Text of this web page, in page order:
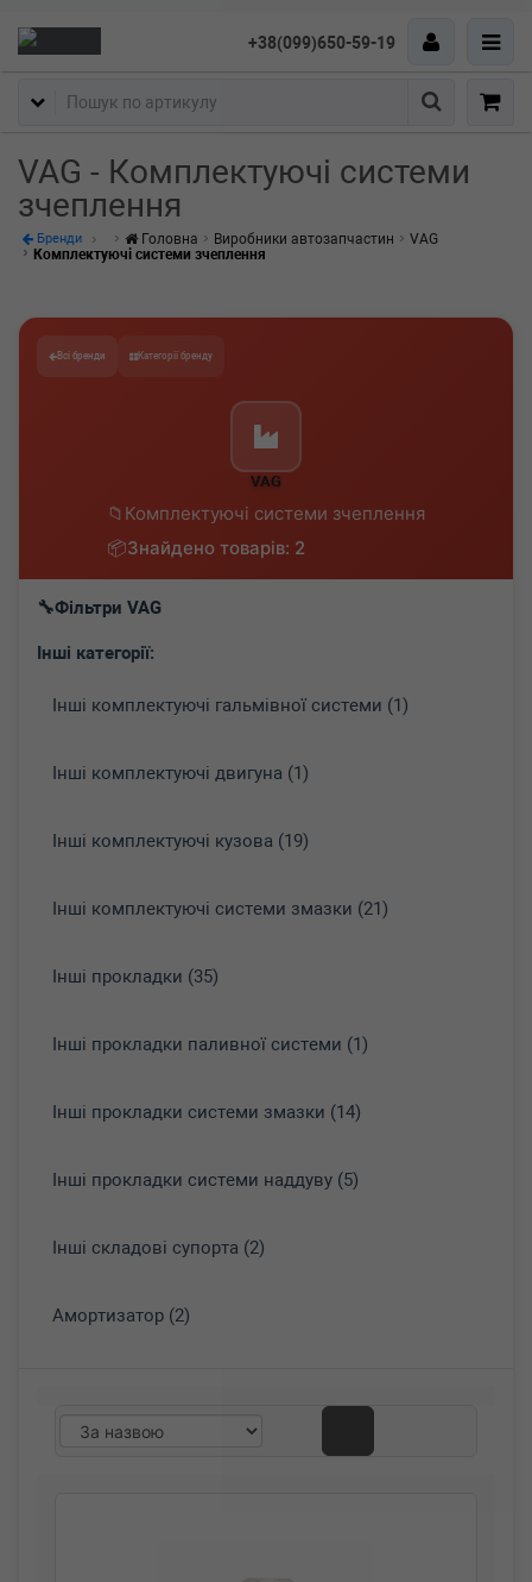
+38(099)650-59-19
Пошук
VAG - Комплектуючі системи
зчеплення
Бренди Головна Виробники автозапчастин
VAG
Комплектуючі системи зчеплення
Всі бренди Категорії бренду
VAG
Комплектуючі системи зчеплення
Знайдено товарів: 2
Фільтри VAG
Інші категорії:
Інші комплектуючі гальмівної системи (1)
Інші комплектуючі двигуна (1)
Інші комплектуючі кузова (19)
Інші комплектуючі системи змазки (21)
Інші прокладки (35)
Інші прокладки паливної системи (1)
Інші прокладки системи змазки (14)
Інші прокладки системи наддуву (5)
Інші складові супорта (2)
Амортизатор (2)